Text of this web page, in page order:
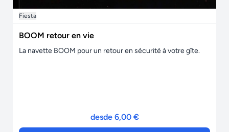
Fiesta
BOOM retour en vie
La navette BOOM pour un retour en sécurité à votre gîte.
desde 6,00 €